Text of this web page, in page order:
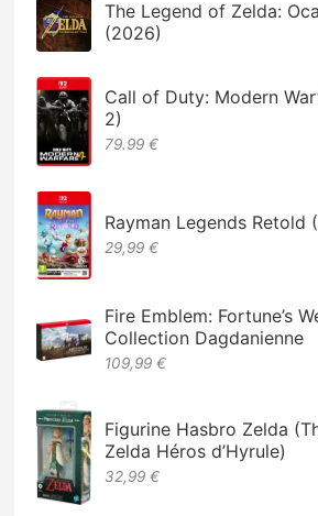
The Legend of Zelda:
(2026)
Call of Duty: Modern
2)
79.99 €
Rayman Legends Retold
29,99 €
Fire Emblem: Fortune’s
Collection Dagdanienne
109,99 €
Figurine Hasbro Zelda
Zelda Héros d’Hyrule)
32,99 €